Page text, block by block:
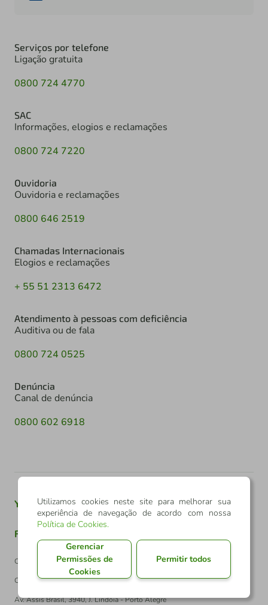
Serviços por telefone
Ligação gratuita
0800 724 4770
SAC
Informações, elogios e reclamações
0800 724 7220
Ouvidoria
Ouvidoria e reclamações
0800 646 2519
Chamadas Internacionais
Elogios e reclamações
+ 55 51 2313 6472
Atendimento à pessoas com deficiência
Auditiva ou de fala
0800 724 0525
Denúncia
Canal de denúncia
0800 602 6918
Youtube Twitter Linkedin Instagram
Facebook
Confederação Sicredi
CNPJ: 03.795.072/0001-60
Av. Assis Brasil, 3940, J. Lindóia - Porto Alegre
Utilizamos cookies neste site para melhorar sua
experiência de navegação de acordo com nossa
Política de Cookies.
Gerenciar
Permissões de
Cookies
Permitir todos